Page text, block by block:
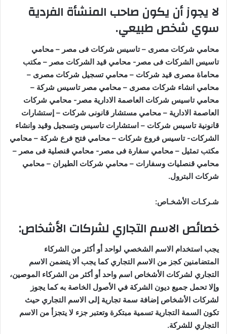
لا يجوز أن يكون صاحب المنشأة الفردية
سوي شخص طبيعي.
محامي شركات مصرى – تاسيس شركات فى مصر – محامي
تاسيس الشركات فى مصر- محامي قيد الشركات مصر – مكتب
محاماة مصرى قيد شركات – محامي تسجيل شركات مصرى –
محامي انشاء شركات مصرى – محامي مصر تاسيس شركة –
محامي تاسيس شركات العاصمة الادارية مصر- محامي شركات
العاصمة الادارية – محامي مستشار قانونى شركات – إستشارات
قانونية تاسيس شركات – استشارات تاسيس وتسجيل وقيد وانشاء
الشركات- تاسيس فروع شركات – محامي فتح فرع شركة – محامي
مكتب تمثيل – محامي سفارة فى مصر- محامي قنصلية فى مصر –
محامي قنصليات وسفارات – محامي شركات الطيران – محامي
شركات البترول.
شـركـات الأشخـاص:
خصائص الاسم التجاري لشركات الأشخاص:
يجب استخدام الاسم الشخصي لواحد أو أكثر من الشركاء
المتضامنين كجز من الاسم التجاري كما يجب ألا يتضمن الاسم
التجاري لشركات الأشخاص اسم واحد أو أكثر من الشركاء الموصين،
وإلا تحمل جميع ديون الشركة في الأصول الخاصة به كما يجوز
لشركات الأشخاص إضافة سمة تجارية إلى الاسم التجاري حيث
تكون السمة التجارية تسمية مبتكرة وتعتبر جزء لا يتجزأ من الاسم
التجاري للشركة.